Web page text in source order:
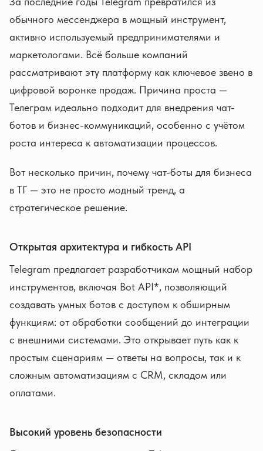
обычного мессенджера в мощный инструмент,
активно используемый предпринимателями и
маркетологами. Всё больше компаний
рассматривают эту платформу как ключевое звено в
цифровой воронке продаж. Причина проста —
Телеграм идеально подходит для внедрения чат-
ботов и бизнес-коммуникаций, особенно с учётом
роста интереса к автоматизации процессов.
Вот несколько причин, почему чат-боты для бизнеса
в ТГ — это не просто модный тренд, а
стратегическое решение.
Открытая архитектура и гибкость API
Telegram предлагает разработчикам мощный набор
инструментов, включая Bot API*, позволяющий
создавать умных ботов с доступом к обширным
функциям: от обработки сообщений до интеграции
с внешними системами. Это открывает путь как к
простым сценариям — ответы на вопросы, так и к
сложным автоматизациям с CRM, складом или
оплатами.
Высокий уровень безопасности